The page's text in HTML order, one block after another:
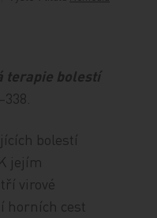
terapie bolestí
bolestí
jejím
virové
horních cest